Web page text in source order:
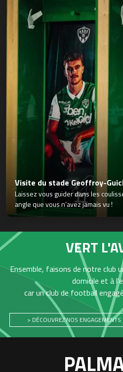
Visite du stade Geoffroy-
Laissez vous guider dans les
angle que vous n’avez jamais vu !
VERT
Ensemble, faisons de notre club
domicile et à
car un club de football
> DÉCOUVREZ NOS